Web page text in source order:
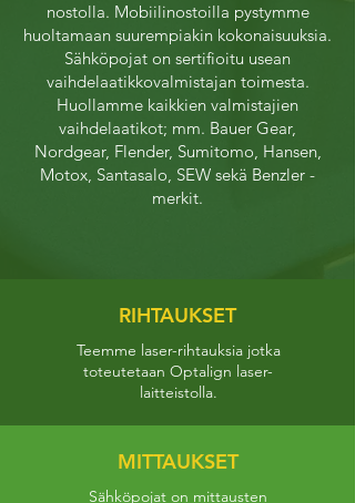
nostolla. Mobiilinostoilla pystymme
huoltamaan suurempiakin kokonaisuuksia.
Sähköpojat on sertifioitu usean
vaihdelaatikkovalmistajan toimesta.
Huollamme kaikkien valmistajien
vaihdelaatikot; mm. Bauer Gear,
Nordgear, Flender, Sumitomo, Hansen,
Motox, Santasalo, SEW sekä Benzler -
merkit.
RIHTAUKSET
Teemme laser-rihtauksia jotka
toteutetaan Optalign laser-
laitteistolla.
MITTAUKSET
Sähköpojat on mittausten